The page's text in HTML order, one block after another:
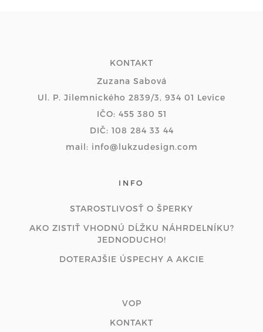
KONTAKT
Zuzana Sabová
Ul. P. Jilemnického 2839/3, 934 01 Levice
IČO: 455 380 51
DIČ: 108 284 33 44
mail: info@lukzudesign.com
INFO
STAROSTLIVOSŤ O ŠPERKY
AKO ZISTIŤ VHODNÚ DĹŽKU NÁHRDELNÍKU?
JEDNODUCHO!
DOTERAJŠIE ÚSPECHY A AKCIE
VOP
KONTAKT